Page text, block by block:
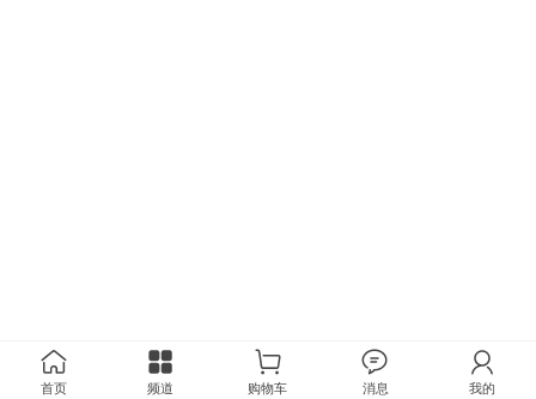
首页 频道 购物车 消息 我的